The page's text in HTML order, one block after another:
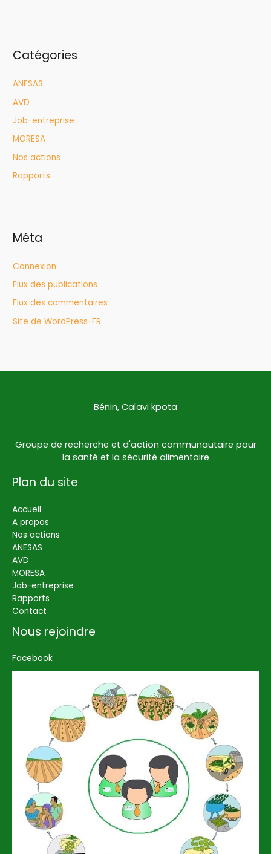
Catégories
ANESAS
AVD
Job-entreprise
MORESA
Nos actions
Rapports
Méta
Connexion
Flux des publications
Flux des commentaires
Site de WordPress-FR
Bénin, Calavi kpota
Groupe de recherche et d'action communautaire pour
la santé et la sécurité alimentaire
Plan du site
Accueil
A propos
Nos actions
ANESAS
AVD
MORESA
Job-entreprise
Rapports
Contact
Nous rejoindre
Facebook